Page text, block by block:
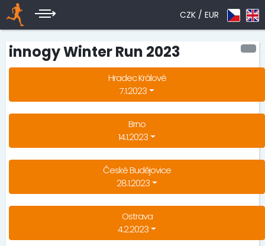
CZK / EUR
innogy Winter Run 2023
Hradec Králové
7.1.2023
Brno
14.1.2023
České Budějovice
28.1.2023
Ostrava
4.2.2023